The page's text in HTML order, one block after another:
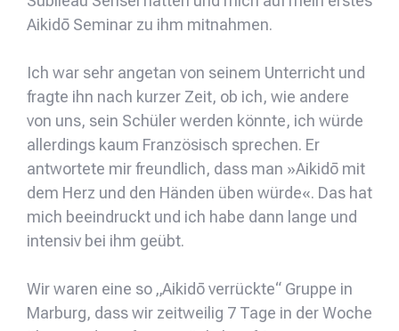
Aikidō Seminar zu ihm mitnahmen.
Ich war sehr angetan von seinem Unterricht und
fragte ihn nach kurzer Zeit, ob ich, wie andere
von uns, sein Schüler werden könnte, ich würde
allerdings kaum Französisch sprechen. Er
antwortete mir freundlich, dass man »Aikidō mit
dem Herz und den Händen üben würde«. Das hat
mich beeindruckt und ich habe dann lange und
intensiv bei ihm geübt.
Wir waren eine so „Aikidō verrückte“ Gruppe in
Marburg, dass wir zeitweilig 7 Tage in der Woche